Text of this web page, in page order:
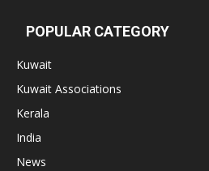
POPULAR CATEGORY
Kuwait
Kuwait Associations
Kerala
India
News